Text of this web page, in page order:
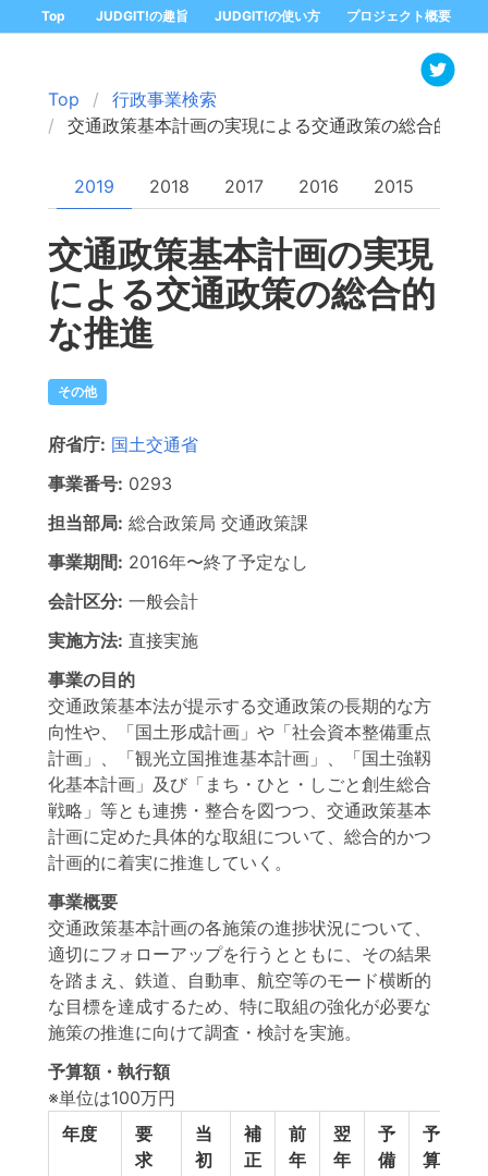
Top JUDGIT!の趣旨 JUDGIT!の使い方 プロジェクト概要
Top
行政事業検索
交通政策基本計画の実現による交通政策の総合的な
2019 2018 2017 2016 2015
交通政策基本計画の実現
による交通政策の総合的
な推進
その他
府省庁: 国土交通省
事業番号: 0293
担当部局: 総合政策局 交通政策課
事業期間: 2016年〜終了予定なし
会計区分: 一般会計
実施方法: 直接実施
事業の目的
交通政策基本法が提示する交通政策の長期的な方
向性や、「国土形成計画」や「社会資本整備重点
計画」、「観光立国推進基本計画」、「国土強靱
化基本計画」及び「まち・ひと・しごと創生総合
戦略」等とも連携・整合を図つつ、交通政策基本
計画に定めた具体的な取組について、総合的かつ
計画的に着実に推進していく。
事業概要
交通政策基本計画の各施策の進捗状況について、
適切にフォローアップを行うとともに、その結果
を踏まえ、鉄道、自動車、航空等のモード横断的
な目標を達成するため、特に取組の強化が必要な
施策の推進に向けて調査・検討を実施。
予算額・執行額
※単位は100万円
年度
要
求
当
初
補
正
前
年
翌
年
予
備
予
算